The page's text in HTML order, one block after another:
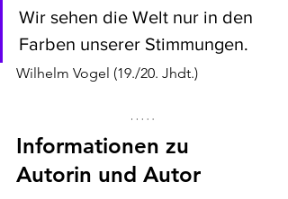
Wir sehen die Welt nur in den
Farben unserer Stimmungen.
Wilhelm Vogel (19./20. Jhdt.)
Informationen zu
Autorin und Autor